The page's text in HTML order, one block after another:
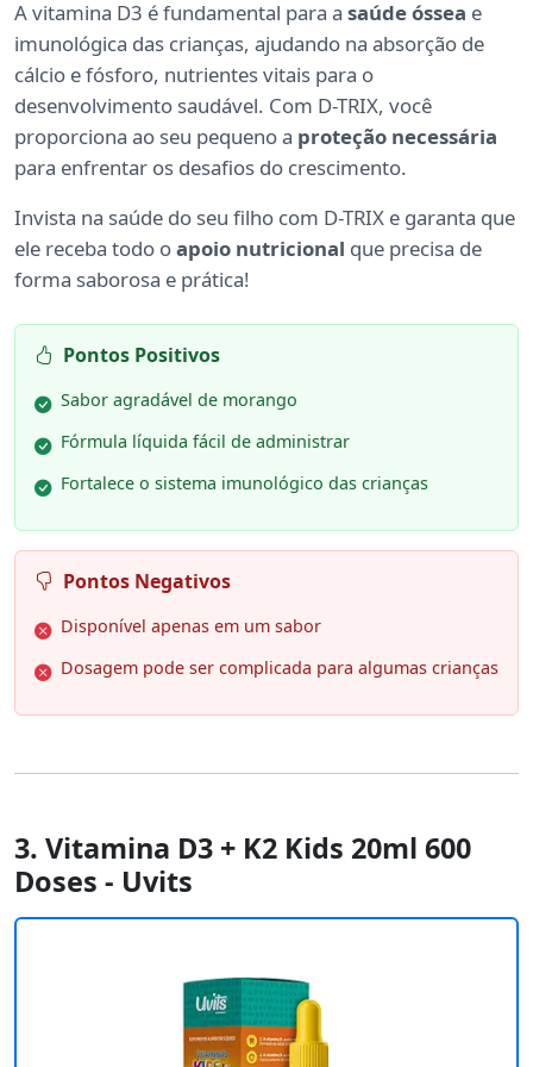
A vitamina D3 é fundamental para a saúde óssea e
imunológica das crianças, ajudando na absorção de
cálcio e fósforo, nutrientes vitais para o
desenvolvimento saudável. Com D-TRIX, você
proporciona ao seu pequeno a proteção necessária
para enfrentar os desafios do crescimento.
Invista na saúde do seu filho com D-TRIX e garanta que
ele receba todo oapoio nutricional que precisa de
forma saborosa e prática!
Pontos Positivos
Sabor agradável de morango
Fórmula líquida fácil de administrar
Fortalece o sistema imunológico das crianças
Pontos Negativos
Disponível apenas em um sabor
Dosagem pode ser complicada para algumas crianças
3. Vitamina D3 + K2 Kids 20ml 600
Doses - Uvits